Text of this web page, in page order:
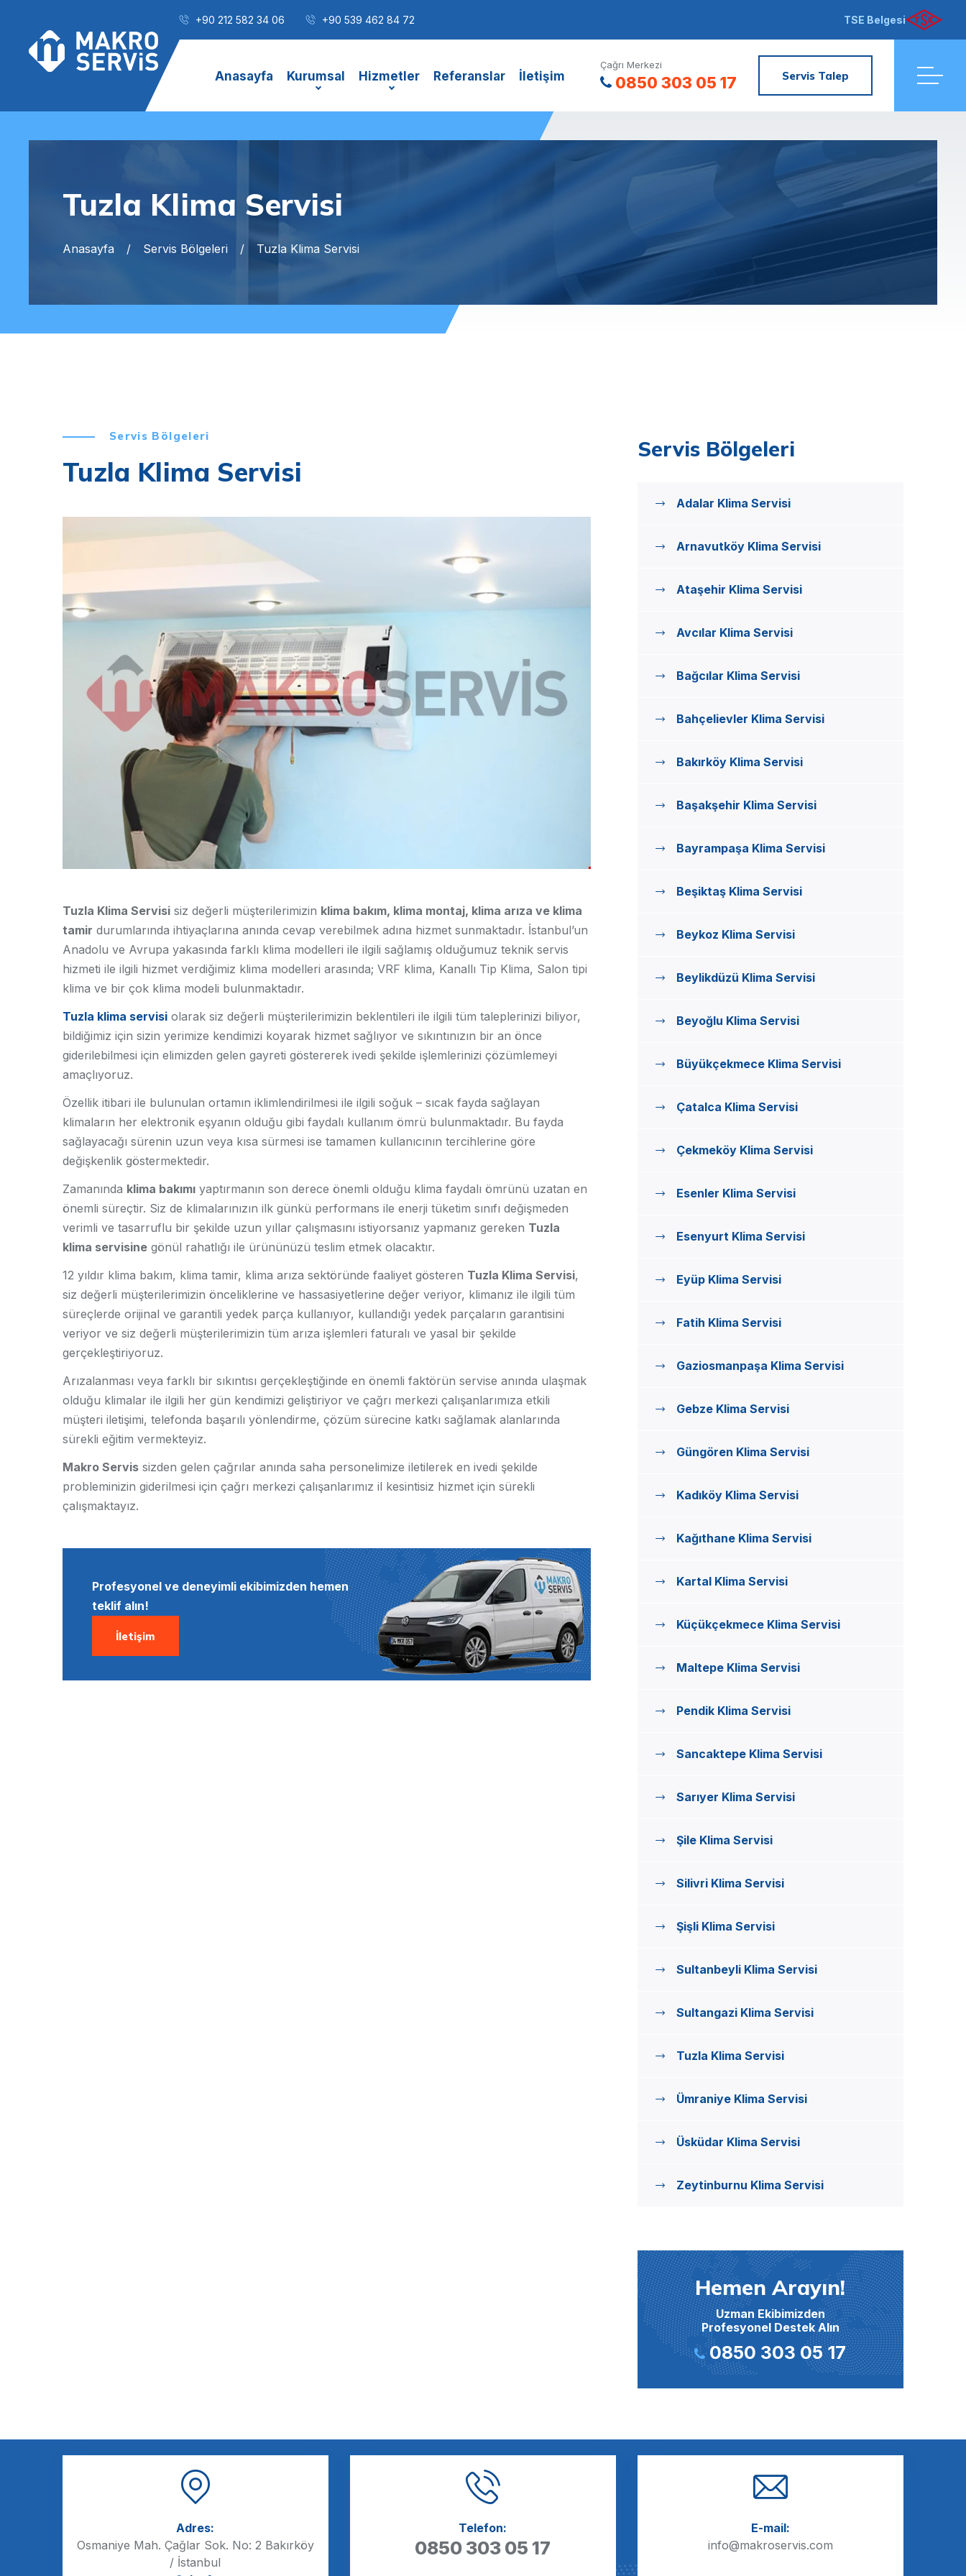
+90 212 582 34 06 +90 539 462 84 72 TSE Belgesi
Anasayfa Kurumsal Hizmetler Referanslar İletişim
Çağrı Merkezi
0850 303 05 17 Servis Talep
Tuzla Klima Servisi
Anasayfa Servis Bölgeleri Tuzla Klima Servisi
Servis Bölgeleri
Tuzla Klima Servisi
Tuzla Klima Servisi siz değerli müşterilerimizin klima bakım, klima montaj, klima arıza ve klima
tamir durumlarında ihtiyaçlarına anında cevap verebilmek adına hizmet sunmaktadır. İstanbul’un
Anadolu ve Avrupa yakasında farklı klima modelleri ile ilgili sağlamış olduğumuz teknik servis
hizmeti ile ilgili hizmet verdiğimiz klima modelleri arasında; VRF klima, Kanallı Tip Klima, Salon tipi
klima ve bir çok klima modeli bulunmaktadır.
Tuzla klima servisi olarak siz değerli müşterilerimizin beklentileri ile ilgili tüm taleplerinizi biliyor,
bildiğimiz için sizin yerimize kendimizi koyarak hizmet sağlıyor ve sıkıntınızın bir an önce
giderilebilmesi için elimizden gelen gayreti göstererek ivedi şekilde işlemlerinizi çözümlemeyi
amaçlıyoruz.
Özellik itibari ile bulunulan ortamın iklimlendirilmesi ile ilgili soğuk – sıcak fayda sağlayan
klimaların her elektronik eşyanın olduğu gibi faydalı kullanım ömrü bulunmaktadır. Bu fayda
sağlayacağı sürenin uzun veya kısa sürmesi ise tamamen kullanıcının tercihlerine göre
değişkenlik göstermektedir.
Zamanında klima bakımı yaptırmanın son derece önemli olduğu klima faydalı ömrünü uzatan en
önemli süreçtir. Siz de klimalarınızın ilk günkü performans ile enerji tüketim sınıfı değişmeden
verimli ve tasarruflu bir şekilde uzun yıllar çalışmasını istiyorsanız yapmanız gereken Tuzla
klima servisine gönül rahatlığı ile ürününüzü teslim etmek olacaktır.
12 yıldır klima bakım, klima tamir, klima arıza sektöründe faaliyet gösteren Tuzla Klima Servisi,
siz değerli müşterilerimizin önceliklerine ve hassasiyetlerine değer veriyor, klimanız ile ilgili tüm
süreçlerde orijinal ve garantili yedek parça kullanıyor, kullandığı yedek parçaların garantisini
veriyor ve siz değerli müşterilerimizin tüm arıza işlemleri faturalı ve yasal bir şekilde
gerçekleştiriyoruz.
Arızalanması veya farklı bir sıkıntısı gerçekleştiğinde en önemli faktörün servise anında ulaşmak
olduğu klimalar ile ilgili her gün kendimizi geliştiriyor ve çağrı merkezi çalışanlarımıza etkili
müşteri iletişimi, telefonda başarılı yönlendirme, çözüm sürecine katkı sağlamak alanlarında
sürekli eğitim vermekteyiz.
Makro Servis sizden gelen çağrılar anında saha personelimize iletilerek en ivedi şekilde
probleminizin giderilmesi için çağrı merkezi çalışanlarımız il kesintisiz hizmet için sürekli
çalışmaktayız.
Profesyonel ve deneyimli ekibimizden hemen
teklif alın!
İletişim
Servis Bölgeleri
Adalar Klima Servisi
Arnavutköy Klima Servisi
Ataşehir Klima Servisi
Avcılar Klima Servisi
Bağcılar Klima Servisi
Bahçelievler Klima Servisi
Bakırköy Klima Servisi
Başakşehir Klima Servisi
Bayrampaşa Klima Servisi
Beşiktaş Klima Servisi
Beykoz Klima Servisi
Beylikdüzü Klima Servisi
Beyoğlu Klima Servisi
Büyükçekmece Klima Servisi
Çatalca Klima Servisi
Çekmeköy Klima Servisi
Esenler Klima Servisi
Esenyurt Klima Servisi
Eyüp Klima Servisi
Fatih Klima Servisi
Gaziosmanpaşa Klima Servisi
Gebze Klima Servisi
Güngören Klima Servisi
Kadıköy Klima Servisi
Kağıthane Klima Servisi
Kartal Klima Servisi
Küçükçekmece Klima Servisi
Maltepe Klima Servisi
Pendik Klima Servisi
Sancaktepe Klima Servisi
Sarıyer Klima Servisi
Şile Klima Servisi
Silivri Klima Servisi
Şişli Klima Servisi
Sultanbeyli Klima Servisi
Sultangazi Klima Servisi
Tuzla Klima Servisi
Ümraniye Klima Servisi
Üsküdar Klima Servisi
Zeytinburnu Klima Servisi
Hemen Arayın!
Uzman Ekibimizden
Profesyonel Destek Alın
0850 303 05 17
Adres:
Osmaniye Mah. Çağlar Sok. No: 2 Bakırköy
/ İstanbul
Telefon:
0850 303 05 17
E-mail:
info@makroservis.com